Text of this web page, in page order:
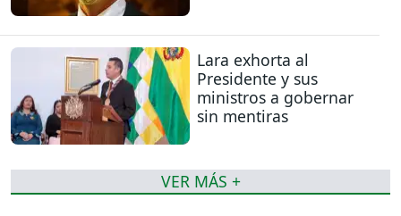
Lara exhorta al
Presidente y sus
ministros a gobernar
sin mentiras
VER MÁS +